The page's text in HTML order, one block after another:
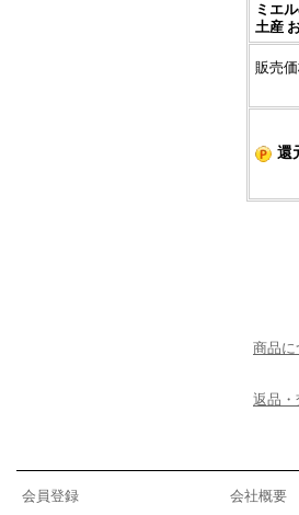
ミエ
土産
販売
還
商品に
返品・
会員登録 会社概要